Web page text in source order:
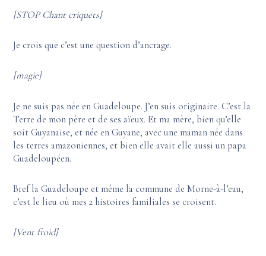
[STOP Chant criquets]
Je crois que c’est une question d’ancrage.
[magie]
Je ne suis pas née en Guadeloupe. J’en suis originaire. C’est la
Terre de mon père et de ses aïeux. Et ma mère, bien qu’elle
soit Guyanaise, et née en Guyane, avec une maman née dans
les terres amazoniennes, et bien elle avait elle aussi un papa
Guadeloupéen.
Bref la Guadeloupe et même la commune de Morne-à-l’eau,
c’est le lieu où mes 2 histoires familiales se croisent.
[Vent froid]